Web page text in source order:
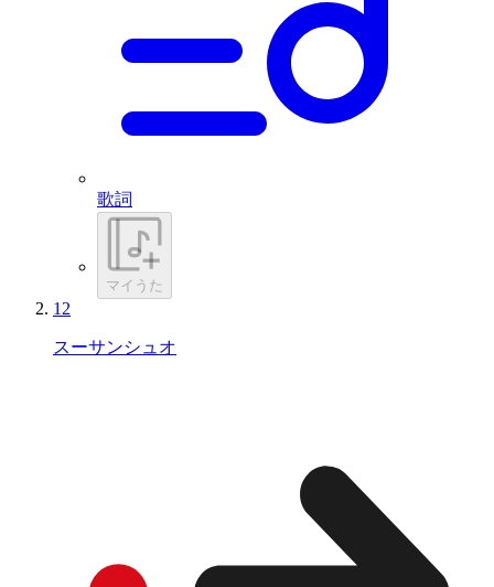
歌詞
マイうた
12
スーサンシュオ